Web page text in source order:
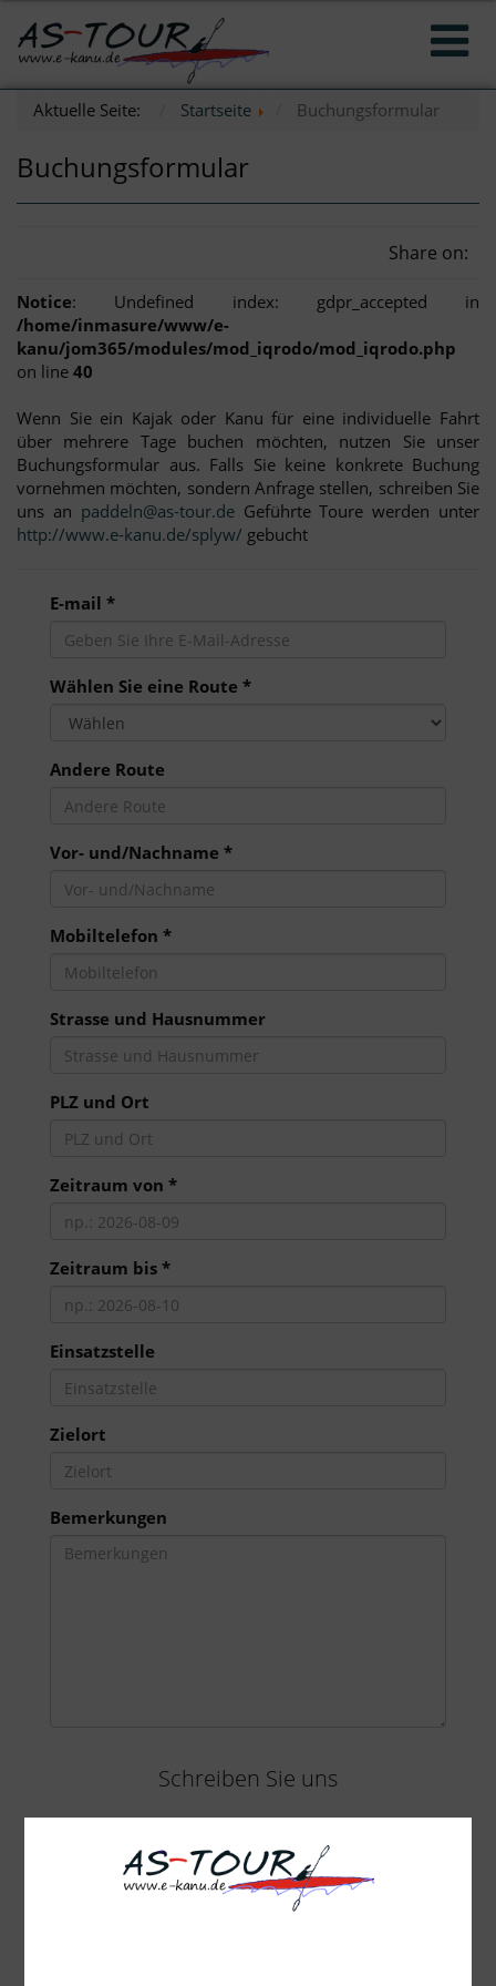
Aktuelle Seite: Startseite Buchungsformular
Buchungsformular
Share on:
Notice: Undefined index: gdpr_accepted in
/home/inmasure/www/e-
kanu/jom365/modules/mod_iqrodo/mod_iqrodo.php
on line 40
Wenn Sie ein Kajak oder Kanu für eine individuelle Fahrt
über mehrere Tage buchen möchten, nutzen Sie unser
Buchungsformular aus. Falls Sie keine konkrete Buchung
vornehmen möchten, sondern Anfrage stellen, schreiben Sie
uns an paddeln@as-tour.deGeführte Toure werden unter
http://www.e-kanu.de/splyw/ gebucht
E-mail *
Wählen Sie eine Route *
Andere Route
Vor- und/Nachname *
Mobiltelefon *
Strasse und Hausnummer
PLZ und Ort
Zeitraum von *
Zeitraum bis *
Einsatzstelle
Zielort
Bemerkungen
Schreiben Sie uns
paddeln@as-tour.de
oder telefonisch unter
+48 600 092 252